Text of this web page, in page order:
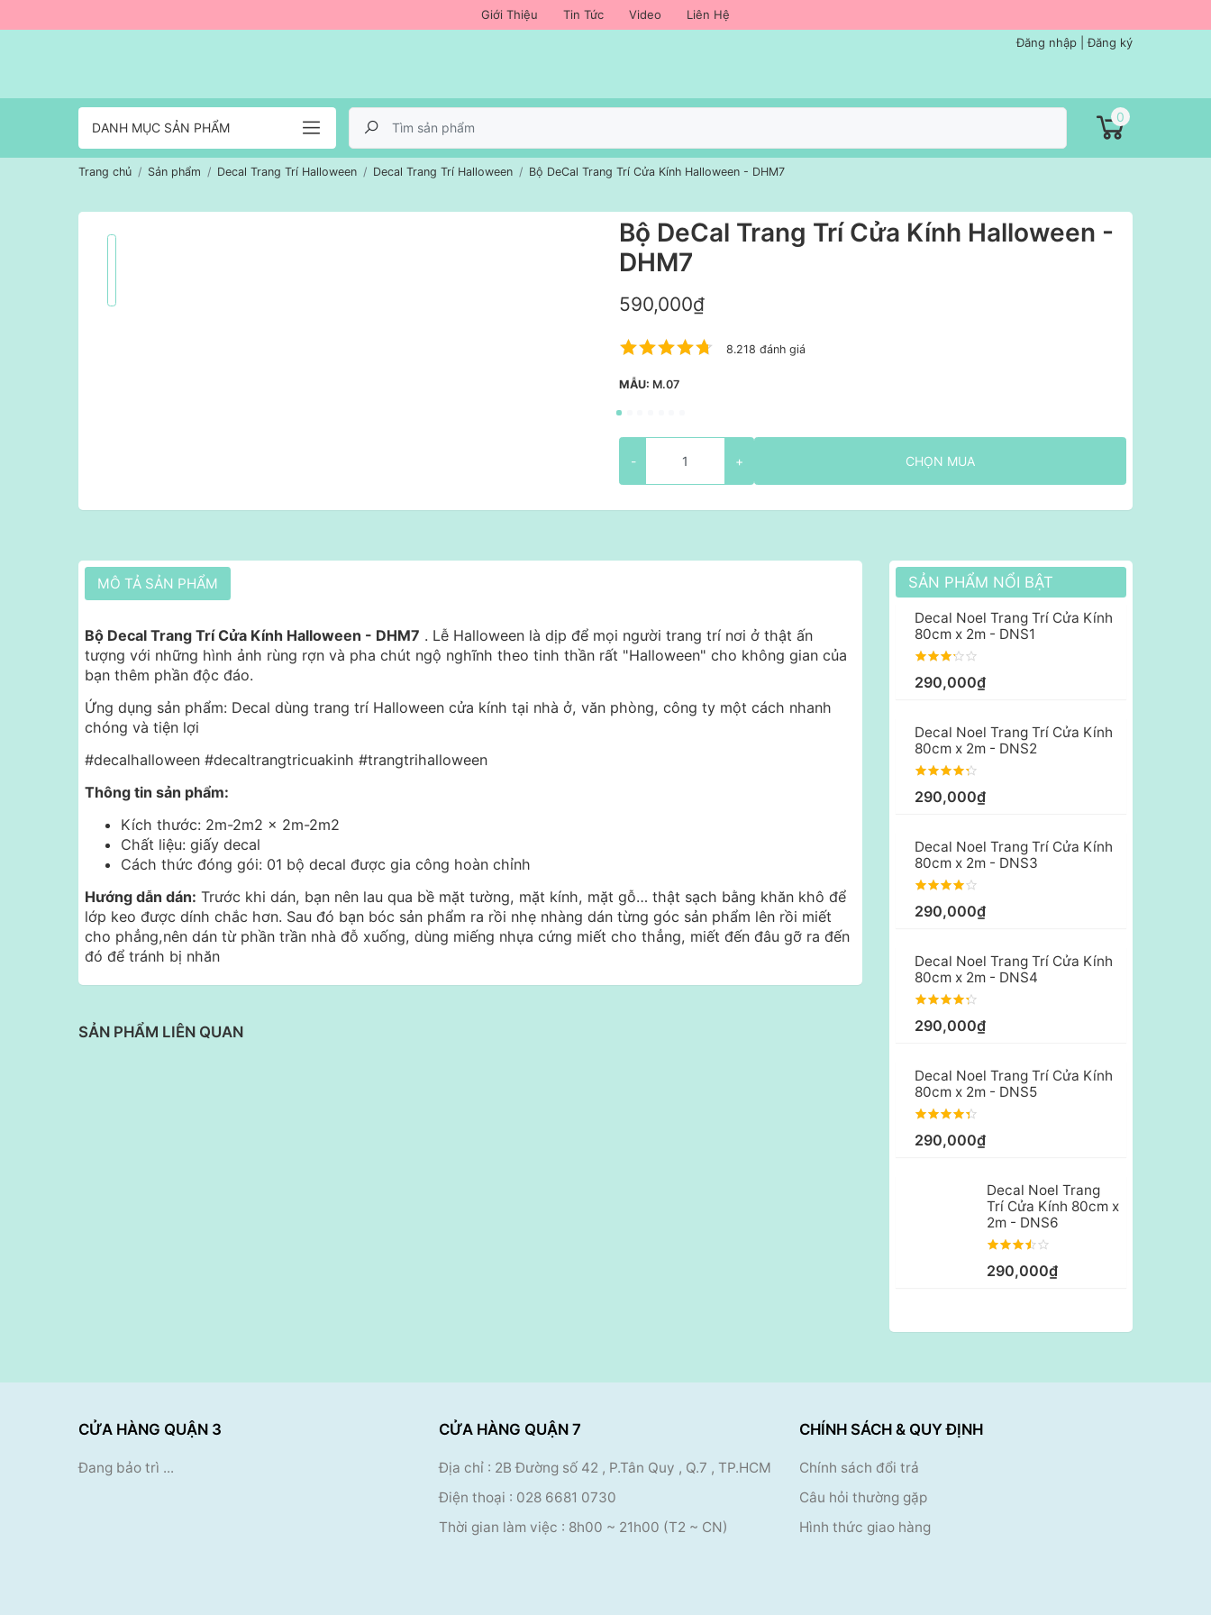
Giới Thiệu Tin Tức Video
Liên Hệ
Đăng nhập |Đăng ký
DANH MỤC SẢN PHẨM
0
Trang chủ Sản phẩm Decal Trang Trí Halloween Decal Trang Trí Halloween Bộ DeCal Trang Trí Cửa Kính Halloween - DHM7
Bộ DeCal Trang Trí Cửa Kính Halloween -
DHM7
590,000₫
8.218 đánh giá
MẪU: M.07
- + CHỌN MUA
MÔ TẢ SẢN PHẨM
Bộ Decal Trang Trí Cửa Kính Halloween - DHM7 . Lễ Halloween là dịp để mọi người trang trí nơi ở thật ấn
tượng với những hình ảnh rùng rợn và pha chút ngộ nghĩnh theo tinh thần rất "Halloween" cho không gian của
bạn thêm phần độc đáo.
Ứng dụng sản phẩm: Decal dùng trang trí Halloween cửa kính tại nhà ở, văn phòng, công ty một cách nhanh
chóng và tiện lợi
#decalhalloween #decaltrangtricuakinh #trangtrihalloween
Thông tin sản phẩm:
Kích thước: 2m-2m2 x 2m-2m2
Chất liệu: giấy decal
Cách thức đóng gói: 01 bộ decal được gia công hoàn chỉnh
Hướng dẫn dán: Trước khi dán, bạn nên lau qua bề mặt tường, mặt kính, mặt gỗ… thật sạch bằng khăn khô để
lớp keo được dính chắc hơn. Sau đó bạn bóc sản phẩm ra rồi nhẹ nhàng dán từng góc sản phẩm lên rồi miết
cho phẳng,nên dán từ phần trần nhà đỗ xuống, dùng miếng nhựa cứng miết cho thẳng, miết đến đâu gỡ ra đến
đó để tránh bị nhăn
SẢN PHẨM LIÊN QUAN
SẢN PHẨM NỔI BẬT
Decal Noel Trang Trí Cửa Kính
80cm x 2m - DNS1
290,000₫
Decal Noel Trang Trí Cửa Kính
80cm x 2m - DNS2
290,000₫
Decal Noel Trang Trí Cửa Kính
80cm x 2m - DNS3
290,000₫
Decal Noel Trang Trí Cửa Kính
80cm x 2m - DNS4
290,000₫
Decal Noel Trang Trí Cửa Kính
80cm x 2m - DNS5
290,000₫
Decal Noel Trang
Trí Cửa Kính 80cm x
2m - DNS6
290,000₫
CỬA HÀNG QUẬN 3
Đang bảo trì ...
CỬA HÀNG QUẬN 7
Địa chỉ : 2B Đường số 42 , P.Tân Quy , Q.7 , TP.HCM
Điện thoại : 028 6681 0730
Thời gian làm việc : 8h00 ~ 21h00 (T2 ~ CN)
CHÍNH SÁCH & QUY ĐỊNH
Chính sách đổi trả
Câu hỏi thường gặp
Hình thức giao hàng